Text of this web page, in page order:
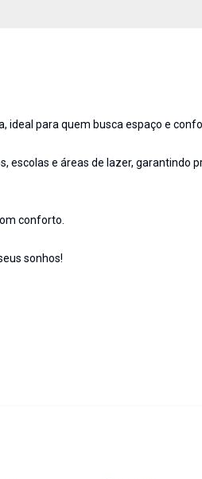
ideal para quem busca espaço e
escolas e áreas de lazer, garantindo
conforto.
sonhos!